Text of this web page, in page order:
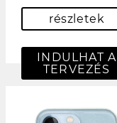
részletek
INDULHAT A
TERVEZÉS